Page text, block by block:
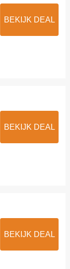
BEKIJK DEAL
BEKIJK DEAL
BEKIJK DEAL